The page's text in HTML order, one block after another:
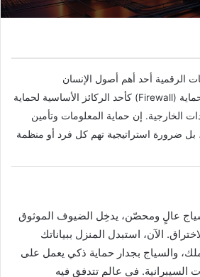
الرقمية أحد أهم أصول الإنسان
والمؤسسات، يبرز جدار الحماية (Firewall) كأحد الركائز الأساسية لحماية
الخارجية. إن حماية المعلومات وتأمين
بل ضرورة استراتيجية تهم كل فرد أو منظمة
عالٍ ومحصّن، يدخِل الضيوف الموثوق
الآن، استبدل المنزل ببياناتك
والسياج بجدار حماية ذكي يعمل على
السيبرانية. في عالم تتدفق فيه